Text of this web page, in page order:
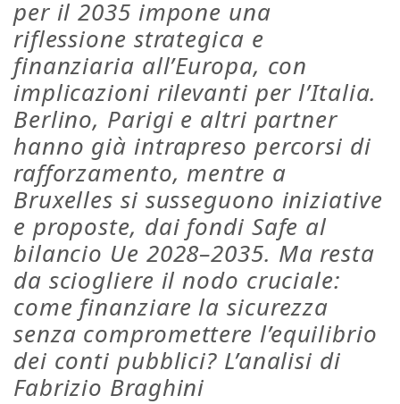
per il 2035 impone una
riflessione strategica e
finanziaria all’Europa, con
implicazioni rilevanti per l’Italia.
Berlino, Parigi e altri partner
hanno già intrapreso percorsi di
rafforzamento, mentre a
Bruxelles si susseguono iniziative
e proposte, dai fondi Safe al
bilancio Ue 2028–2035. Ma resta
da sciogliere il nodo cruciale:
come finanziare la sicurezza
senza compromettere l’equilibrio
dei conti pubblici? L’analisi di
Fabrizio Braghini